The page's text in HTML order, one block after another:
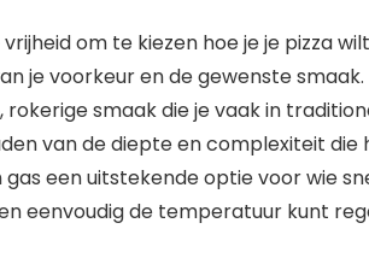
om te kiezen hoe je je pizza
je voorkeur en de gewenste
smaak die je vaak in
van de diepte en complexiteit die
een uitstekende optie voor wie
eenvoudig de temperatuur kunt